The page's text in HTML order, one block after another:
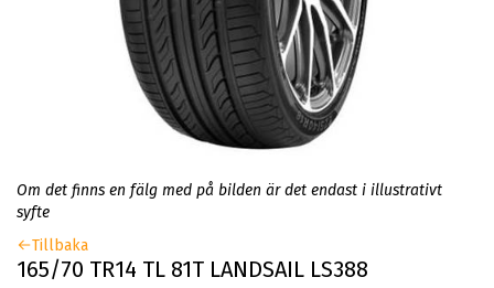
Om det finns en fälg med på bilden är det endast i illustrativt
syfte
Tillbaka
165/70 TR14 TL 81T LANDSAIL LS388